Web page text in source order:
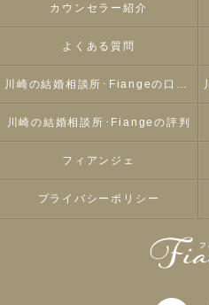
カウンセラー紹介
よくある質問
川崎の結婚相談所･Fiangeの口コミ情報
川崎の結婚相談所･Fiangeの評判
フィアンジェ
プライバシーポリシー